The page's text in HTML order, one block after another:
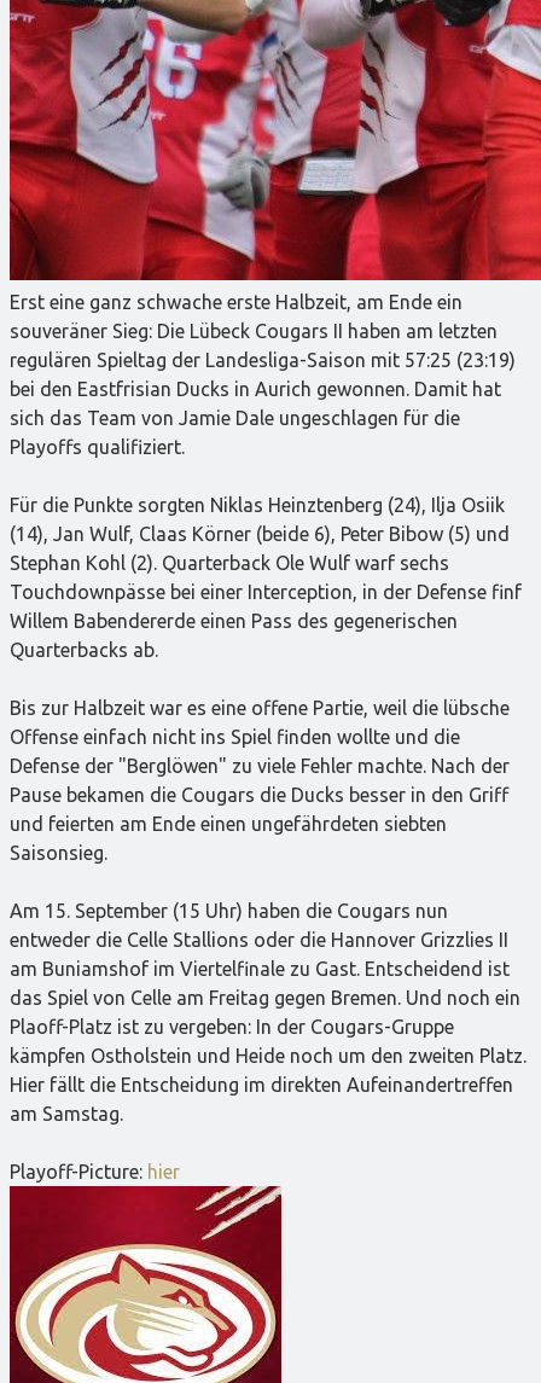
Erst eine ganz schwache erste Halbzeit, am Ende ein
souveräner Sieg: Die Lübeck Cougars II haben am letzten
regulären Spieltag der Landesliga-Saison mit 57:25 (23:19)
bei den Eastfrisian Ducks in Aurich gewonnen. Damit hat
sich das Team von Jamie Dale ungeschlagen für die
Playoffs qualifiziert.
Für die Punkte sorgten Niklas Heinztenberg (24), Ilja Osiik
(14), Jan Wulf, Claas Körner (beide 6), Peter Bibow (5) und
Stephan Kohl (2). Quarterback Ole Wulf warf sechs
Touchdownpässe bei einer Interception, in der Defense finf
Willem Babendererde einen Pass des gegenerischen
Quarterbacks ab.
Bis zur Halbzeit war es eine offene Partie, weil die lübsche
Offense einfach nicht ins Spiel finden wollte und die
Defense der "Berglöwen" zu viele Fehler machte. Nach der
Pause bekamen die Cougars die Ducks besser in den Griff
und feierten am Ende einen ungefährdeten siebten
Saisonsieg.
Am 15. September (15 Uhr) haben die Cougars nun
entweder die Celle Stallions oder die Hannover Grizzlies II
am Buniamshof im Viertelfinale zu Gast. Entscheidend ist
das Spiel von Celle am Freitag gegen Bremen. Und noch ein
Plaoff-Platz ist zu vergeben: In der Cougars-Gruppe
kämpfen Ostholstein und Heide noch um den zweiten Platz.
Hier fällt die Entscheidung im direkten Aufeinandertreffen
am Samstag.
Playoff-Picture: hier